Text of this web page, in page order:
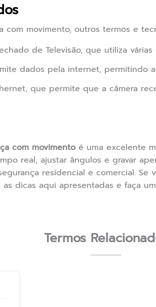
com movimento, outros termos e
de Televisão, que utiliza
dados pela internet, permitindo
que permite que a câmera
com movimento é uma excelente
real, ajustar ângulos e gravar
residencial e comercial. Se
dicas aqui apresentadas e faça
Termos